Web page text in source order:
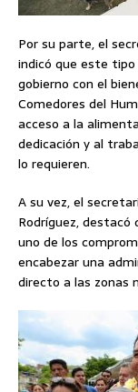
Por su parte, el
indicó que este
gobierno con el
Comedores del
acceso a la
dedicación y al
lo requieren.
A su vez, el
Rodríguez,
uno de los
encabezar una
directo a las zonas